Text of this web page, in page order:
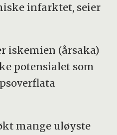
infarktet, seier
iskemien (årsaka)
potensialet som
mange uløyste